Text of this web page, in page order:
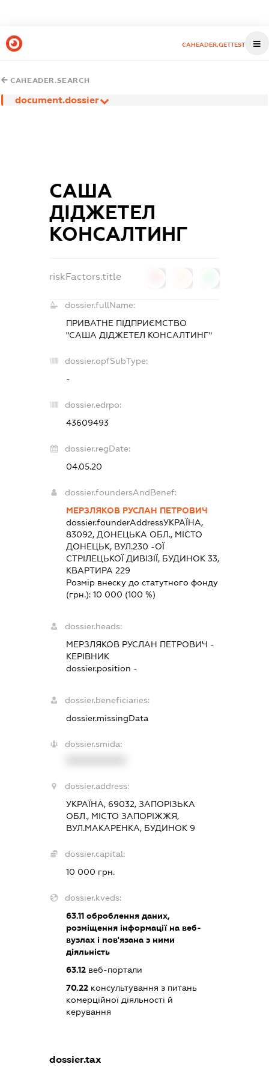
CAHEADER.GETTEST
CAHEADER.SEARCH
document.dossier
САША
ДІДЖЕТЕЛ
КОНСАЛТИНГ
riskFactors.title
dossier.fullName:
ПРИВАТНЕ ПІДПРИЄМСТВО
"САША ДІДЖЕТЕЛ КОНСАЛТИНГ"
dossier.opfSubType:
-
dossier.edrpo:
43609493
dossier.regDate:
04.05.20
dossier.foundersAndBenef:
МЕРЗЛЯКОВ РУСЛАН ПЕТРОВИЧ
dossier.founderAddressУКРАЇНА,
83092, ДОНЕЦЬКА ОБЛ., МІСТО
ДОНЕЦЬК, ВУЛ.230 -ОЇ
СТРІЛЕЦЬКОЇ ДИВІЗІЇ, БУДИНОК 33,
КВАРТИРА 229
Розмір внеску до статутного фонду
(грн.):10 000 (100 %)
dossier.heads:
МЕРЗЛЯКОВ РУСЛАН ПЕТРОВИЧ -
КЕРІВНИК
dossier.position -
dossier.beneficiaries:
dossier.missingData
dossier.smida:
dossier.address:
УКРАЇНА, 69032, ЗАПОРІЗЬКА
ОБЛ., МІСТО ЗАПОРІЖЖЯ,
ВУЛ.МАКАРЕНКА, БУДИНОК 9
dossier.capital:
10 000 грн.
dossier.kveds:
63.11 оброблення даних,
розміщення інформації на веб-
вузлах і пов'язана з ними
діяльність
63.12 веб-портали
70.22 консультування з питань
комерційної діяльності й
керування
dossier.tax